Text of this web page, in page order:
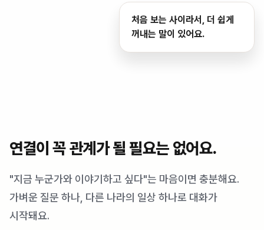
처음 보는 사이라서, 더 쉽게
꺼내는 말이 있어요.
연결이 꼭 관계가 될 필요는 없어요.
"지금 누군가와 이야기하고 싶다"는 마음이면 충분해요.
가벼운 질문 하나, 다른 나라의 일상 하나로 대화가
시작돼요.